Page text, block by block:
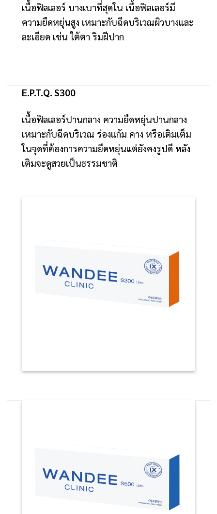
เนื้อฟิลเลอร์ บางเบาที่สุดใน เนื้อฟิลเลอร์มี
ความยืดหยุ่นสูง เหมาะกับฉีดบริเวณผิวบางและ
ละเอียด เช่น ใต้ตา ริมฝีปาก
E.P.T.Q. S300
เนื้อฟิลเลอร์ปานกลาง ความยืดหยุ่นปานกลาง
เหมาะกับฉีดบริเวณ ร่องแก้ม คาง หรือเติมเต็ม
ในจุดที่ต้องการความยืดหยุ่นแต่ยังคงรูปดี หลัง
เติมจะดูสวยเป็นธรรมชาติ